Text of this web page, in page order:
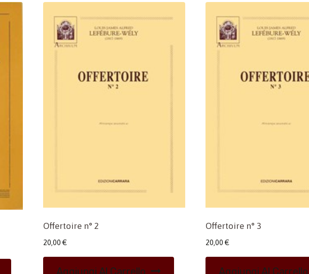
Offertoire n° 2
20,00 €
Aggiungi Al Carrello
Offertoire n° 3
20,00 €
Aggiungi Al Carrello